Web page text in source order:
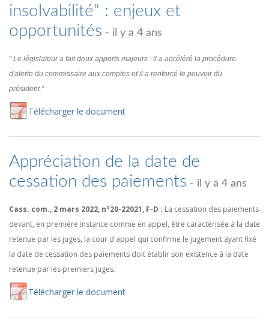
insolvabilité" : enjeux et
opportunités - il y a 4 ans
" Le législateur a fait deux apports majeurs : il a accéléré la procédure
d'alerte du commissaire aux comptes et il a renforcé le pouvoir du
président."
Télécharger le document
Appréciation de la date de
cessation des paiements - il y a 4 ans
Cass. com., 2 mars 2022, n°20-22021, F-D : La cessation des paiements
devant, en première instance comme en appel, être caractérisée à la date
retenue par les juges, la cour d'appel qui confirme le jugement ayant fixé
la date de cessation des paiements doit établir son existence à la date
retenue par les premiers juges.
Télécharger le document